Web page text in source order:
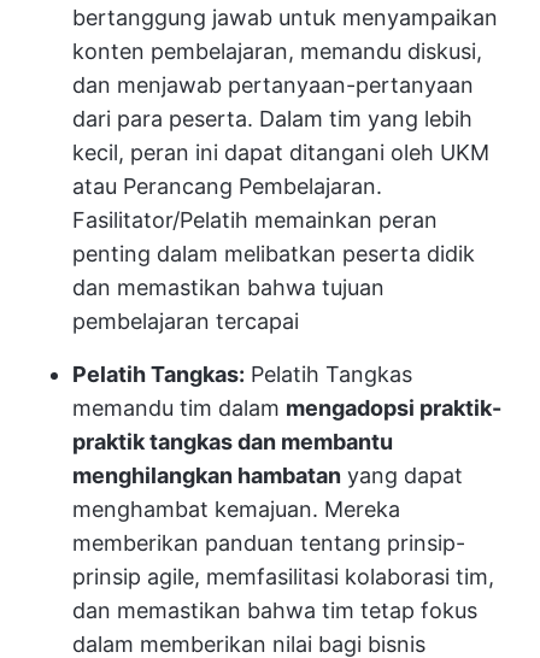
bertanggung jawab untuk menyampaikan
konten pembelajaran, memandu diskusi,
dan menjawab pertanyaan-pertanyaan
dari para peserta. Dalam tim yang lebih
kecil, peran ini dapat ditangani oleh UKM
atau Perancang Pembelajaran.
Fasilitator/Pelatih memainkan peran
penting dalam melibatkan peserta didik
dan memastikan bahwa tujuan
pembelajaran tercapai
Pelatih Tangkas: Pelatih Tangkas
memandu tim dalam mengadopsi praktik-
praktik tangkas dan membantu
menghilangkan hambatan yang dapat
menghambat kemajuan. Mereka
memberikan panduan tentang prinsip-
prinsip agile, memfasilitasi kolaborasi tim,
dan memastikan bahwa tim tetap fokus
dalam memberikan nilai bagi bisnis